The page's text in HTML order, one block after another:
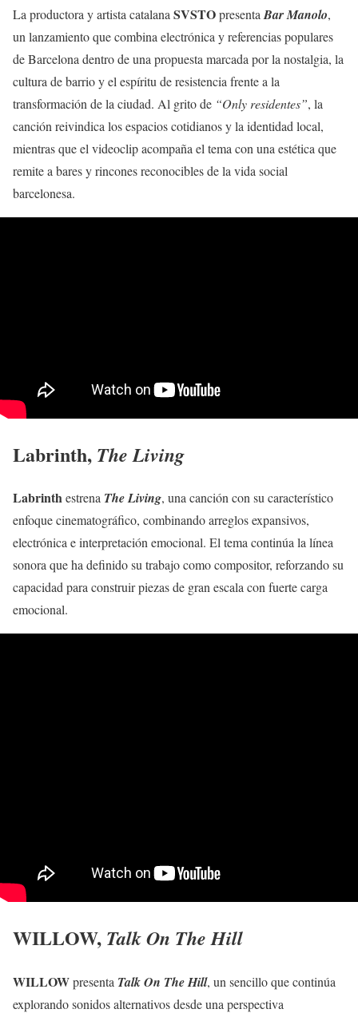
La productora y artista catalana SVSTOpresenta Bar Manolo,
un lanzamiento que combina electrónica y referencias populares
de Barcelona dentro de una propuesta marcada por la nostalgia, la
cultura de barrio y el espíritu de resistencia frente a la
transformación de la ciudad. Al grito de “Only residentes”, la
canción reivindica los espacios cotidianos y la identidad local,
mientras que el videoclip acompaña el tema con una estética que
remite a bares y rincones reconocibles de la vida social
barcelonesa.
Labrinth, The Living
Labrinthestrena The Living, una canción con su característico
enfoque cinematográfico, combinando arreglos expansivos,
electrónica e interpretación emocional. El tema continúa la línea
sonora que ha definido su trabajo como compositor, reforzando su
capacidad para construir piezas de gran escala con fuerte carga
emocional.
WILLOW, Talk On The Hill
WILLOWpresenta Talk On The Hill, un sencillo que continúa
explorando sonidos alternativos desde una perspectiva